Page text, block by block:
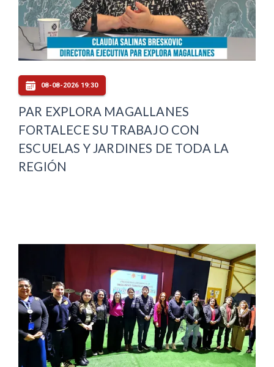
08-08-2026 19:30
PAR EXPLORA MAGALLANES
FORTALECE SU TRABAJO CON
ESCUELAS Y JARDINES DE TODA LA
REGIÓN